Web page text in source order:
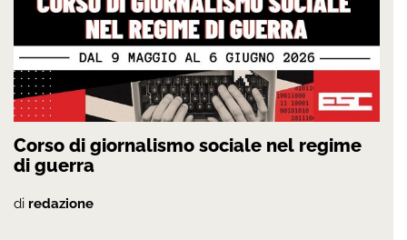
Corso di giornalismo sociale nel regime
di guerra
di redazione